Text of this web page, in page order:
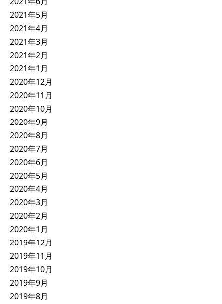
2021年5月
2021年4月
2021年3月
2021年2月
2021年1月
2020年12月
2020年11月
2020年10月
2020年9月
2020年8月
2020年7月
2020年6月
2020年5月
2020年4月
2020年3月
2020年2月
2020年1月
2019年12月
2019年11月
2019年10月
2019年9月
2019年8月